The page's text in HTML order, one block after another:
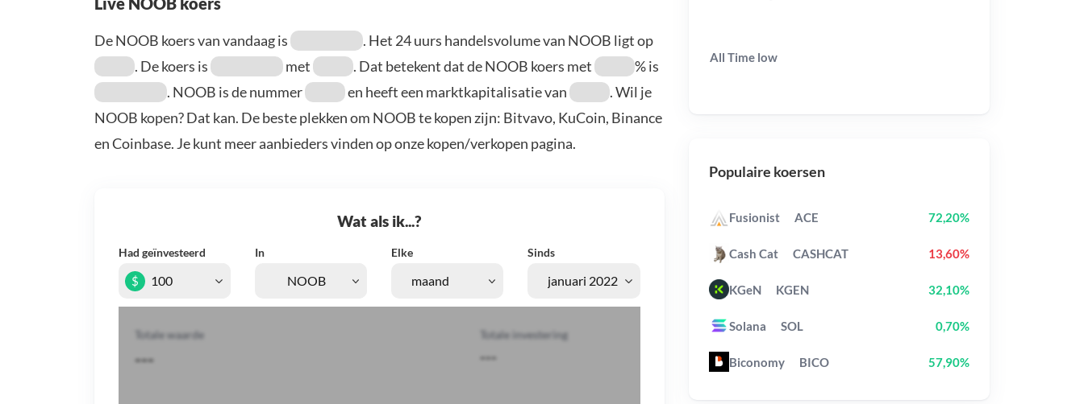
De NOOB koers van vandaag is
. Het 24 uurs handelsvolume van NOOB ligt op
. De koers is
met . Dat betekent dat de NOOB koers met
% is
. NOOB is de nummer
en heeft een marktkapitalisatie van
. Wil je
NOOB kopen? Dat kan. De beste plekken om NOOB te kopen zijn: Bitvavo, KuCoin, Binance
en Coinbase. Je kunt meer aanbieders vinden op onze kopen/verkopen pagina.
Wat als ik...?
Had geïnvesteerd In Elke Sinds
$
Totale waarde
---
Totale investering
---
All Time low
Populaire koersen
Fusionist ACE 72,20%
Cash Cat CASHCAT 13,60%
KGeN KGEN 32,10%
Solana SOL 0,70%
Biconomy BICO 57,90%